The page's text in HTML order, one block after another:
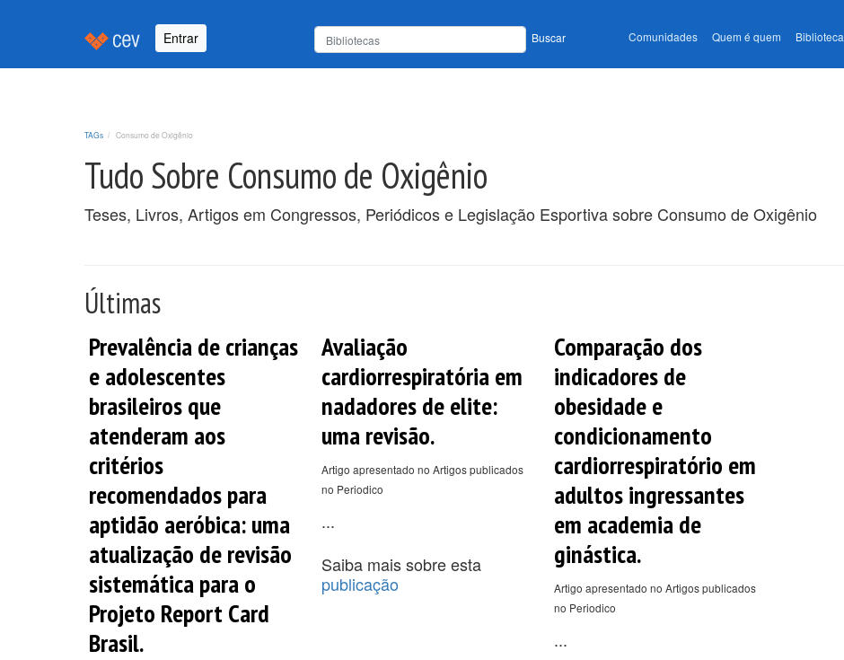
Entrar Buscar Comunidades Quem é quem Biblioteca
TAGs Consumo de Oxigênio
Tudo Sobre Consumo de Oxigênio
Teses, Livros, Artigos em Congressos, Periódicos e Legislação Esportiva sobre Consumo de Oxigênio
Últimas
Prevalência de crianças
e adolescentes
brasileiros que
atenderam aos
critérios
recomendados para
aptidão aeróbica: uma
atualização de revisão
sistemática para o
Projeto Report Card
Brasil.
Avaliação
cardiorrespiratória em
nadadores de elite:
uma revisão.
Artigo apresentado no Artigos publicados
no Periodico
...
Saiba mais sobre esta
publicação
Comparação dos
indicadores de
obesidade e
condicionamento
cardiorrespiratório em
adultos ingressantes
em academia de
ginástica.
Artigo apresentado no Artigos publicados
no Periodico
...